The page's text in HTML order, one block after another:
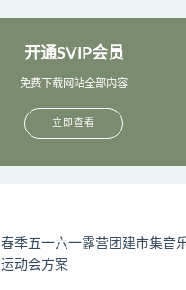
开通SVIP会员
免费下载网站全部内容
立即查看
春季五一六一露营团建市集音
运动会方案